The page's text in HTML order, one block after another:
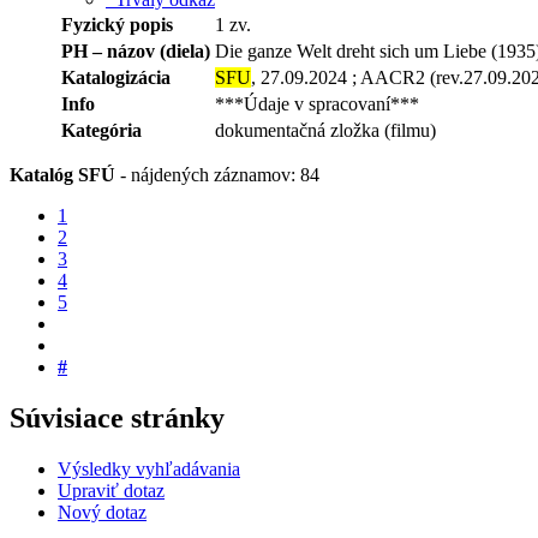
Fyzický popis
1 zv.
PH – názov (diela) Die ganze Welt dreht sich um Liebe
Katalogizácia
SFU, 27.09.2024 ; AACR2
Info
***Údaje v spracovaní***
Kategória
dokumentačná zložka (filmu)
Katalóg SFÚ - nájdených záznamov: 84
1
2
3
4
5
#
Súvisiace stránky
Výsledky vyhľadávania
Upraviť dotaz
Nový dotaz